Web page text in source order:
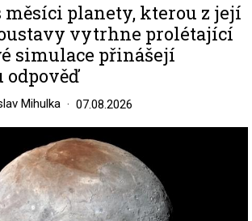
měsíci planety, kterou z její
vytrhne prolétající
simulace přinášejí
Mihulka 07.08.2026